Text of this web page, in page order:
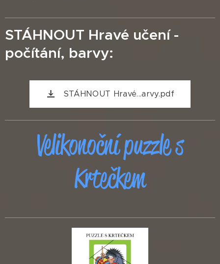
STÁHNOUT Hravé učení -
počítání, barvy:
STÁHNOUT Hravé...arvy.pdf
Velikonoční puzzle s
Krtečkem